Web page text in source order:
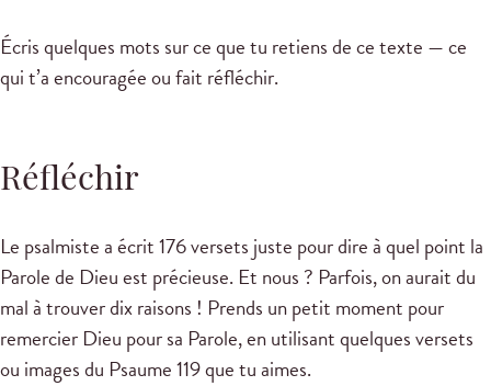
Écris quelques mots sur ce que tu retiens de ce texte — ce
qui t’a encouragée ou fait réfléchir.
Réfléchir
Le psalmiste a écrit 176 versets juste pour dire à quel point la
Parole de Dieu est précieuse. Et nous ? Parfois, on aurait du
mal à trouver dix raisons ! Prends un petit moment pour
remercier Dieu pour sa Parole, en utilisant quelques versets
ou images du Psaume 119que tu aimes.